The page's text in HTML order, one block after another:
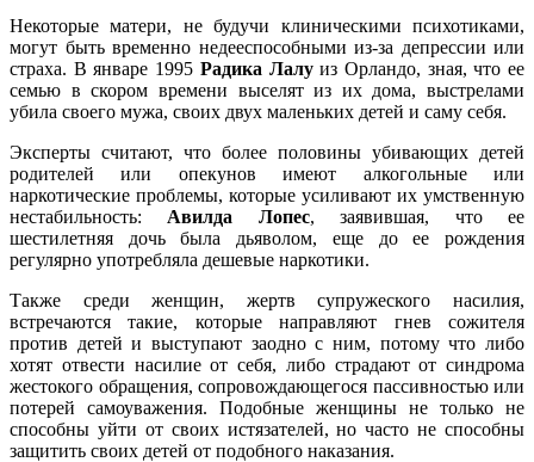
Некоторые матери, не будучи клиническими психотиками,
могут быть временно недееспособными из-за депрессии или
страха. В январе 1995 Радика Лалуиз Орландо, зная, что ее
семью в скором времени выселят из их дома, выстрелами
убила своего мужа, своих двух маленьких детей и саму себя.
Эксперты считают, что более половины убивающих детей
родителей или опекунов имеют алкогольные или
наркотические проблемы, которые усиливают их умственную
нестабильность: Авилда Лопес, заявившая, что ее
шестилетняя дочь была дьяволом, еще до ее рождения
регулярно употребляла дешевые наркотики.
Также среди женщин, жертв супружеского насилия,
встречаются такие, которые направляют гнев сожителя
против детей и выступают заодно с ним, потому что либо
хотят отвести насилие от себя, либо страдают от синдрома
жестокого обращения, сопровождающегося пассивностью или
потерей самоуважения. Подобные женщины не только не
способны уйти от своих истязателей, но часто не способны
защитить своих детей от подобного наказания.